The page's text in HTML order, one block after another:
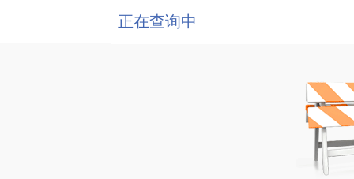
正在查询中